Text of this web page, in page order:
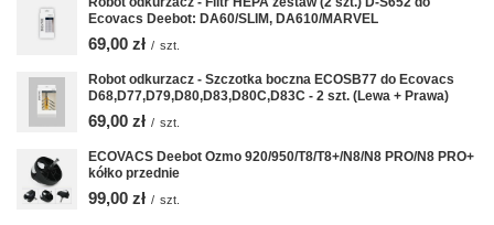
Ecovacs Deebot: DA60/SLIM, DA610/MARVEL
69,00 zł / szt.
Robot odkurzacz - Szczotka boczna ECOSB77 do Ecovacs
D68,D77,D79,D80,D83,D80C,D83C - 2 szt. (Lewa + Prawa)
69,00 zł / szt.
ECOVACS Deebot Ozmo 920/950/T8/T8+/N8/N8 PRO/N8 PRO+
kółko przednie
99,00 zł / szt.